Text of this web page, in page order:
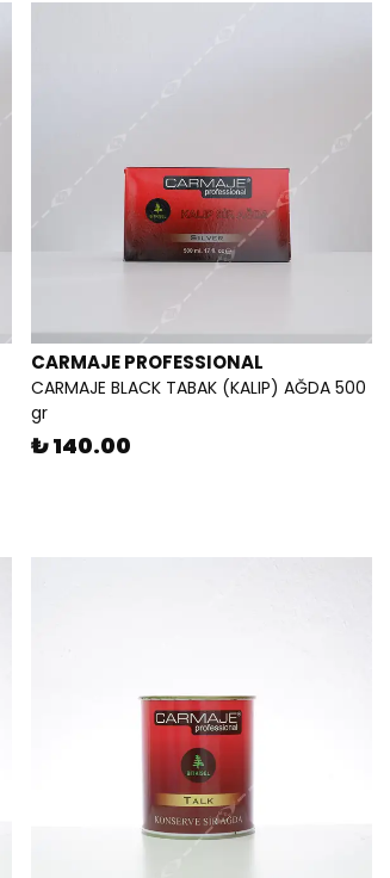
CARMAJE PROFESSIONAL
CARMAJE BLACK TABAK (KALIP) AĞDA 500
gr
₺ 140.00